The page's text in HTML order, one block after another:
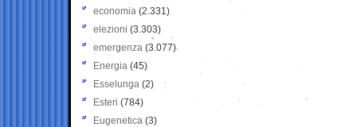
economia (2.331)
elezioni (3.303)
emergenza (3.077)
Energia (45)
Esselunga (2)
Esteri (784)
Eugenetica (3)